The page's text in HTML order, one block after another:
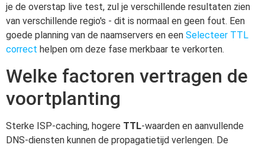
je de overstap live test, zul je verschillende resultaten zien
van verschillende regio's - dit is normaal en geen fout. Een
goede planning van de naamservers en een Selecteer TTL
correct helpen om deze fase merkbaar te verkorten.
Welke factoren vertragen de
voortplanting
Sterke ISP-caching, hogere TTL-waarden en aanvullende
DNS-diensten kunnen de propagatietijd verlengen. De